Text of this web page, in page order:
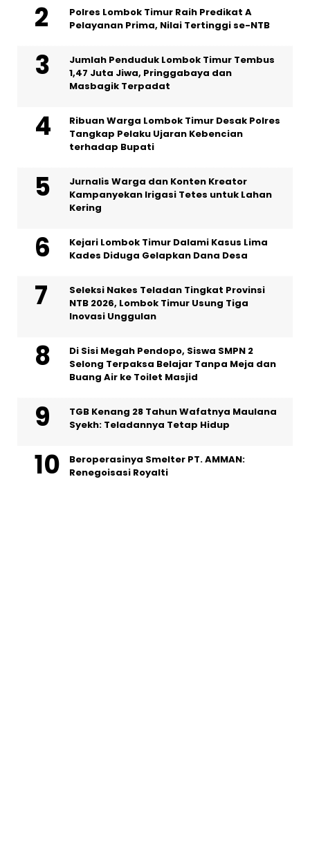
Polres Lombok Timur Raih Predikat A
Pelayanan Prima, Nilai Tertinggi se-NTB
Jumlah Penduduk Lombok Timur Tembus
1,47 Juta Jiwa, Pringgabaya dan
Masbagik Terpadat
Ribuan Warga Lombok Timur Desak Polres
Tangkap Pelaku Ujaran Kebencian
terhadap Bupati
Jurnalis Warga dan Konten Kreator
Kampanyekan Irigasi Tetes untuk Lahan
Kering
Kejari Lombok Timur Dalami Kasus Lima
Kades Diduga Gelapkan Dana Desa
Seleksi Nakes Teladan Tingkat Provinsi
NTB 2026, Lombok Timur Usung Tiga
Inovasi Unggulan
Di Sisi Megah Pendopo, Siswa SMPN 2
Selong Terpaksa Belajar Tanpa Meja dan
Buang Air ke Toilet Masjid
TGB Kenang 28 Tahun Wafatnya Maulana
Syekh: Teladannya Tetap Hidup
Beroperasinya Smelter PT. AMMAN:
Renegoisasi Royalti